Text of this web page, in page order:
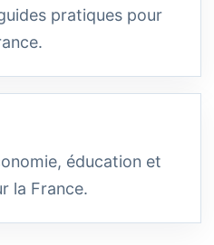
pratiques pour
éducation et
la France.